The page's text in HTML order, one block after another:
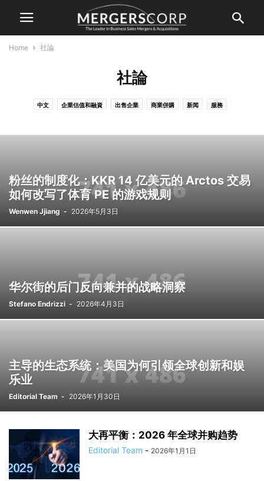
Home 社論
社論
中文 企業估值和融資 出售企業 商業併購 新闻 服務
粉丝的制度化：KKR 14 亿美元的 Arctos 交易
如何改写了体育 PE 的游戏规则
Wenwen Jjiang - 2026年5月3日
华尔街的后门反向兼并的战略洞察
Stefano Endrizzi - 2026年4月3日
主导的生态系统：美国为何引领全球创新和娱
乐业
Editorial Team - 2026年1月30日
大再平衡：2026 年全球并购趋势
Editorial Team - 2026年1月1日